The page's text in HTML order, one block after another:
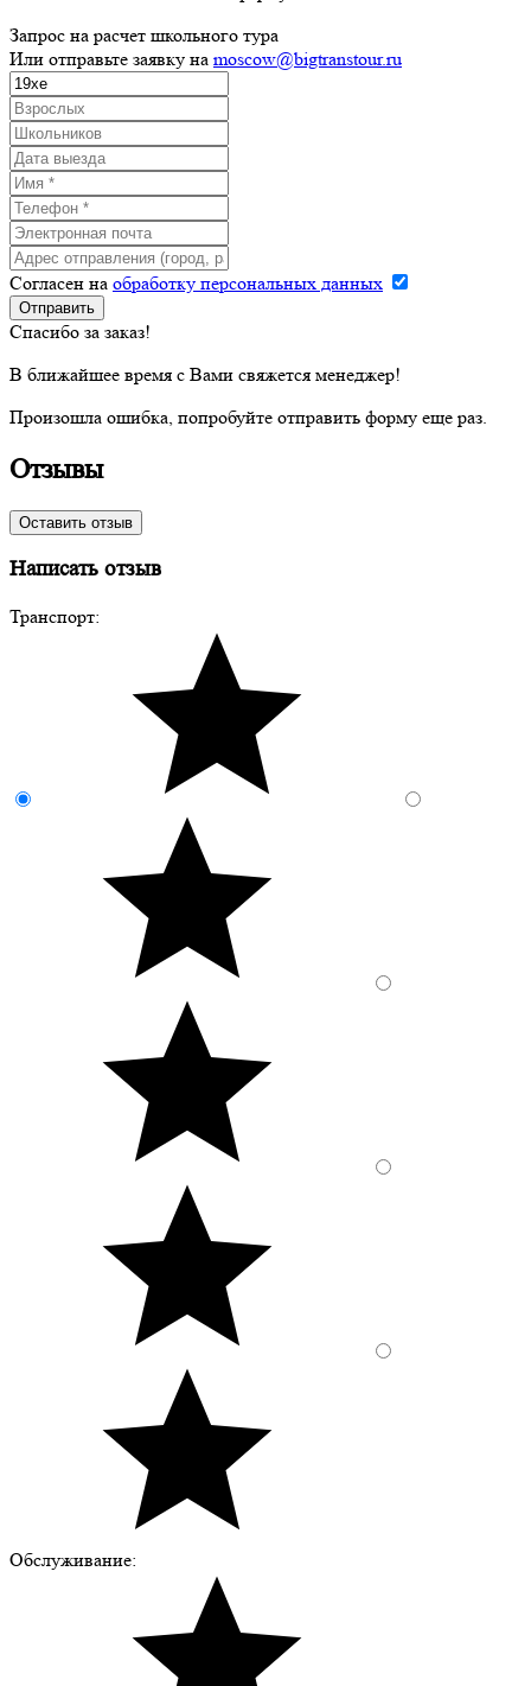
Запрос на расчет школьного тура
Или отправьте заявку на moscow@bigtranstour.ru
Согласен на обработку персональных данных
Спасибо за заказ!
В ближайшее время с Вами свяжется менеджер!
Произошла ошибка, попробуйте отправить форму еще раз.
Отзывы
Оставить отзыв
Написать отзыв
Транспорт:
Обслуживание: